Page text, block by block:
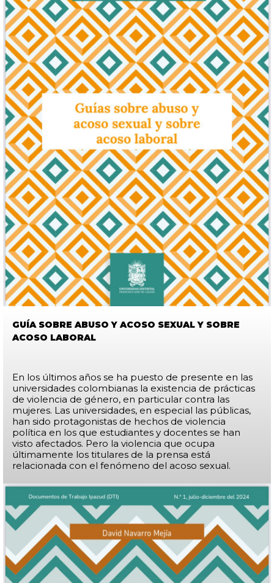
GUÍA SOBRE ABUSO Y ACOSO SEXUAL Y SOBRE
ACOSO LABORAL
En los últimos años se ha puesto de presente en las
universidades colombianas la existencia de prácticas
de violencia de género, en particular contra las
mujeres. Las universidades, en especial las públicas,
han sido protagonistas de hechos de violencia
política en los que estudiantes y docentes se han
visto afectados. Pero la violencia que ocupa
últimamente los titulares de la prensa está
relacionada con el fenómeno del acoso sexual.